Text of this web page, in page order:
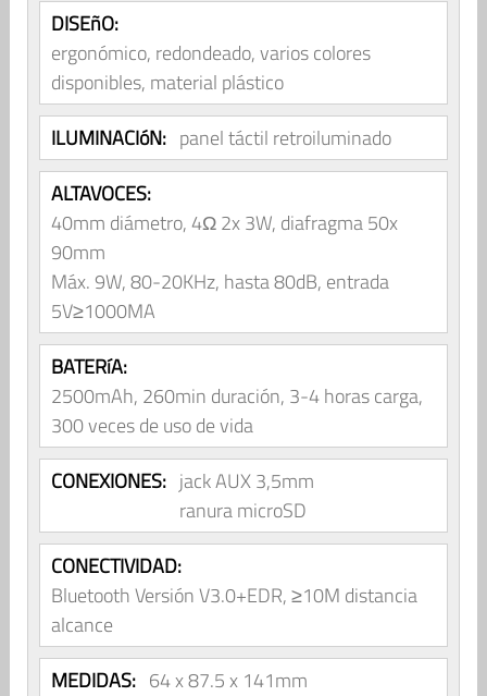
DISEñO:
ergonómico, redondeado, varios colores
disponibles, material plástico
ILUMINACIóN: panel táctil retroiluminado
ALTAVOCES:
40mm diámetro, 4Ω 2x 3W, diafragma 50x
90mm
Máx. 9W, 80-20KHz, hasta 80dB, entrada
5V≥1000MA
BATERíA:
2500mAh, 260min duración, 3-4 horas carga,
300 veces de uso de vida
CONEXIONES: jack AUX 3,5mm
ranura microSD
CONECTIVIDAD:
Bluetooth Versión V3.0+EDR, ≥10M distancia
alcance
MEDIDAS: 64 x 87.5 x 141mm